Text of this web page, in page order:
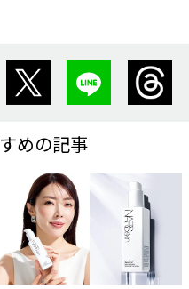
めの記事